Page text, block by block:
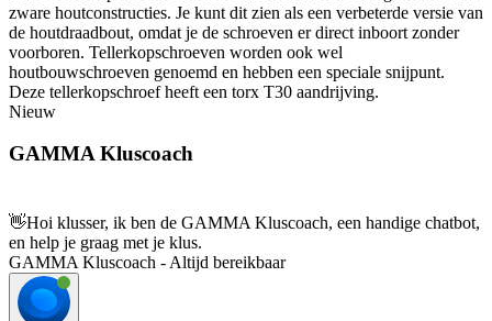
zware houtconstructies. Je kunt dit zien als een verbeterde versie van
de houtdraadbout, omdat je de schroeven er direct inboort zonder
voorboren. Tellerkopschroeven worden ook wel
houtbouwschroeven genoemd en hebben een speciale snijpunt.
Deze tellerkopschroef heeft een torx T30 aandrijving.
Nieuw
GAMMA Kluscoach
👋Hoi klusser, ik ben de GAMMA Kluscoach, een handige chatbot,
en help je graag met je klus.
GAMMA Kluscoach - Altijd bereikbaar